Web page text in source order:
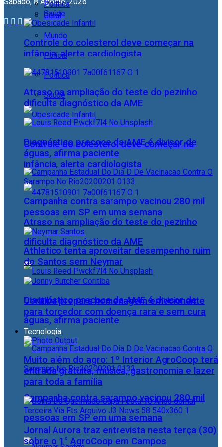
Geral
Mundo
Polícia
Política
Saúde
Controle do colesterol deve começar na
infância, alerta cardiologista
Atraso na ampliação do teste do pezinho
dificulta diagnóstico da AME
Diagnóstico precoce da AME é divisor de
águas, afirma paciente
Campanha contra sarampo vacinou 280 mil
pessoas em SP em uma semana
Política
Saúde
Controle do colesterol deve começar na
infância, alerta cardiologista
Atraso na ampliação do teste do pezinho
dificulta diagnóstico da AME
Diagnóstico precoce da AME é divisor de
águas, afirma paciente
Campanha contra sarampo vacinou 280 mil
pessoas em SP em uma semana
Athletico tenta aproveitar desempenho ruim
do Santos sem Neymar
Coritiba prepara homenagem emocionante
para torcedor com doença rara e sem cura
Tecnologia
Muito além do agro: 1º Interior AgroCoop terá
entrada gratuita, música, gastronomia e lazer
para toda a família
Jornal Aurora traz entrevista nesta terça (30)
sobre o 1° AgroCoop em Campos